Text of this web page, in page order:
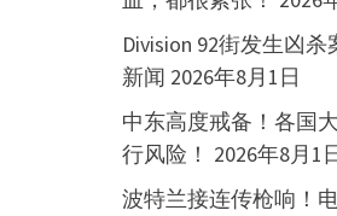
Division 92街发生凶
新闻 2026年8月1日
中东高度戒备！各国
行风险！ 2026年8月1
波特兰接连传枪响！